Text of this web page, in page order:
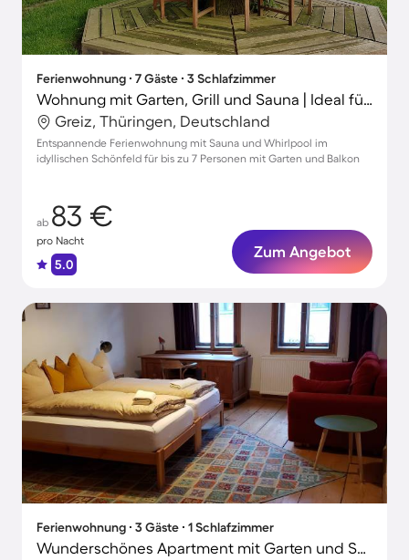
Ferienwohnung ∙ 7 Gäste ∙ 3 Schlafzimmer
Wohnung mit Garten, Grill und Sauna | Ideal für Homeoffice
Greiz, Thüringen, Deutschland
Entspannende Ferienwohnung mit Sauna und Whirlpool im
idyllischen Schönfeld für bis zu 7 Personen mit Garten und Balkon
ab 83 €
pro Nacht
5.0
Zum Angebot
Ferienwohnung ∙ 3 Gäste ∙ 1 Schlafzimmer
Wunderschönes Apartment mit Garten und Sauna | Haustiere sind willkommen